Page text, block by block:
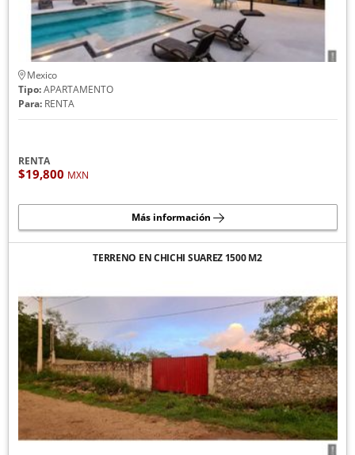
Mexico
Tipo:APARTAMENTO
Para:RENTA
RENTA
$19,800 MXN
Más información
TERRENO EN CHICHI SUAREZ 1500 M2